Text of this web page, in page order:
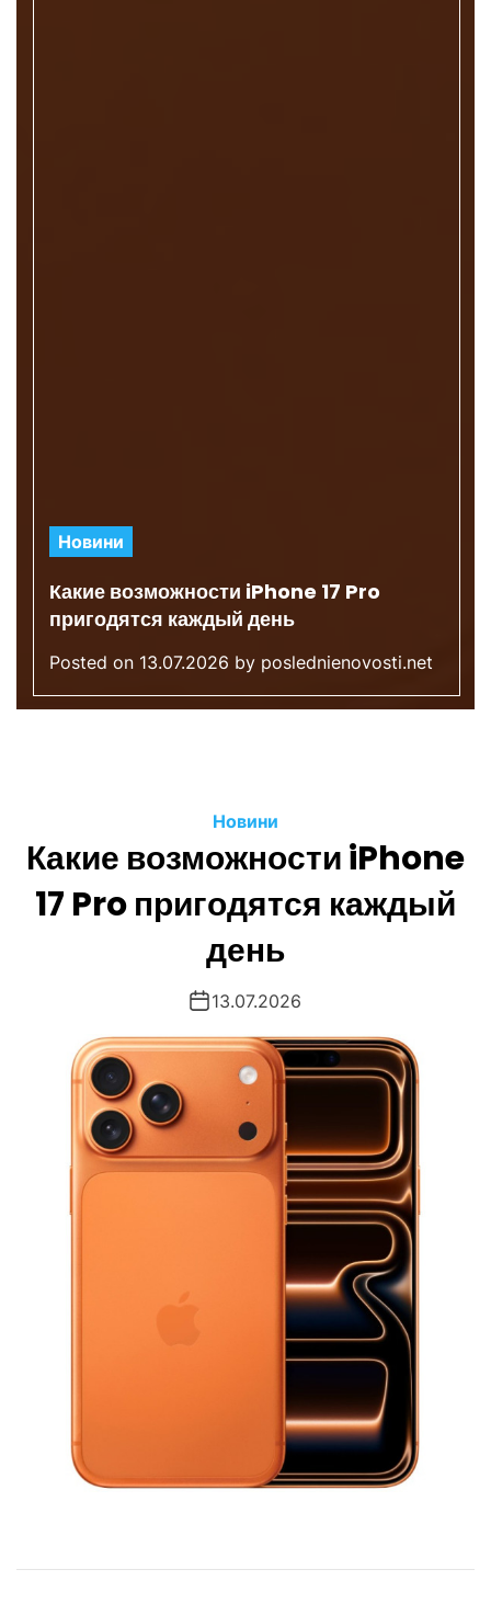
Новини
Какие возможности iPhone 17 Pro
пригодятся каждый день
Posted on 13.07.2026 by poslednienovosti.net
Новини
Какие возможности iPhone
17 Pro пригодятся каждый
день
13.07.2026